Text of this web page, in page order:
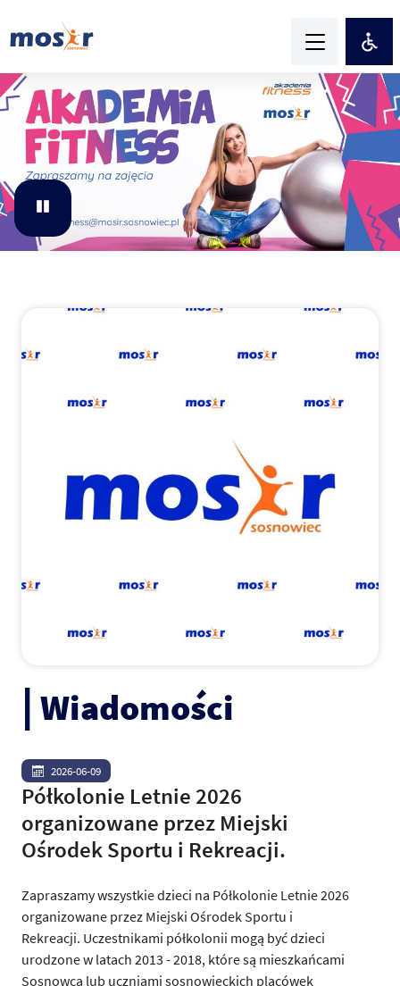
Pause
Wiadomości
2026-06-09
Półkolonie Letnie 2026
organizowane przez Miejski
Ośrodek Sportu i Rekreacji.
Zapraszamy wszystkie dzieci na Półkolonie Letnie 2026
organizowane przez Miejski Ośrodek Sportu i
Rekreacji. Uczestnikami półkolonii mogą być dzieci
urodzone w latach 2013 - 2018, które są mieszkańcami
Sosnowca lub uczniami sosnowieckich placówek